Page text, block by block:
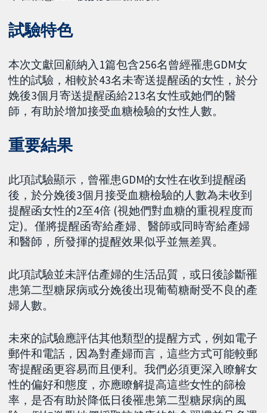
試驗特色
本次文獻回顧納入1篇包含256名曾經罹患GDM女
性的試驗，相較於43名未寄送提醒函的女性，於分
娩後3個月寄送提醒函給213名女性或她們的醫
師，有助於增加接受血糖檢驗的女性人數。
重要結果
此項試驗顯示，曾罹患GDM的女性在收到提醒函
後，於分娩後3個月接受血糖檢驗的人數為未收到
提醒函女性的2至4倍 (視她們對血糖的重視程度而
定)。僅將提醒函寄給產婦、醫師或同時寄給產婦
和醫師，所發揮的提醒效果似乎並無差異。
此項試驗並未評估產婦的生活品質，或日後診斷罹
患第二型糖尿病或分娩後出現葡萄糖耐受不良的產
婦人數。
未來的試驗應評估其他類型的提醒方式，例如電子
郵件和電話，因為對產婦而言，這些方式可能較郵
寄提醒函更容易而且便利。我們必須更深入瞭解女
性的偏好和態度，亦應瞭解提高這些女性的篩檢
率，是否有助於降低日後罹患第二型糖尿病的風